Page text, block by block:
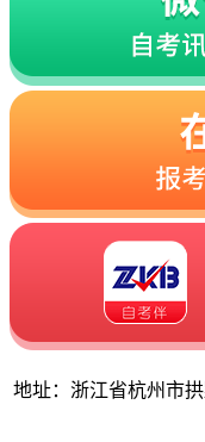
地址：浙江省杭州市